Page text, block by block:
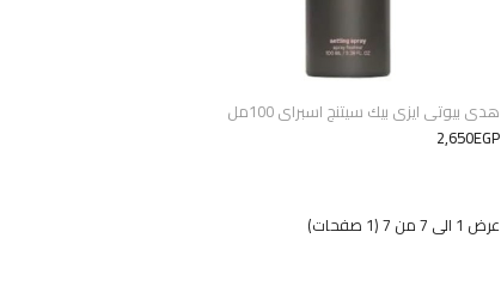
هدى بيوتى ايزى بيك سيتنج اسبراى 100مل
2,650EGP
عرض 1 الى 7 من 7 (1 صفحات)